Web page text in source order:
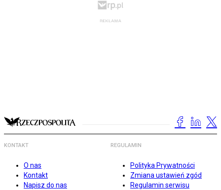
KONTAKT
O nas
Kontakt
Napisz do nas
REGULAMIN
Polityka Prywatności
Zmiana ustawień zgód
Regulamin serwisu